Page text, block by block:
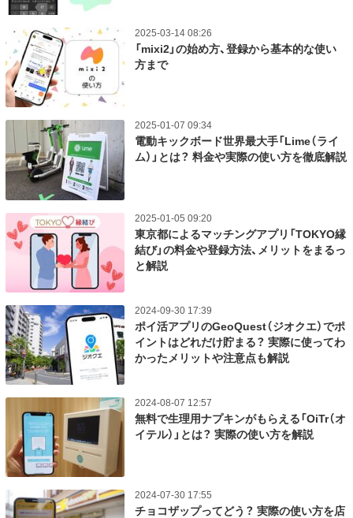
2025-03-14 08:26
「mixi2」の始め方、登録から基本的な使い
方まで
2025-01-07 09:34
電動キックボード世界最大手「Lime（ライ
ム）」とは？ 料金や実際の使い方を徹底解説
2025-01-05 09:20
東京都によるマッチングアプリ「TOKYO縁
結び」の料金や登録方法、メリットをまるっ
と解説
2024-09-30 17:39
ポイ活アプリのGeoQuest（ジオクエ）でポ
イントはどれだけ貯まる？ 実際に使ってわ
かったメリットや注意点も解説
2024-08-07 12:57
無料で生理用ナプキンがもらえる「OiTr（オ
イテル）」とは？ 実際の使い方を解説
2024-07-30 17:55
チョコザップってどう？ 実際の使い方を店